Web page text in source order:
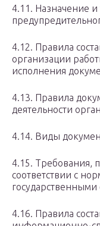
4.11. Назначение и
4.12. Правила
организации
исполнения
4.13. Правила
деятельности
4.14. Виды
4.15. Требования,
соответствии с
государственными
4.16. Правила